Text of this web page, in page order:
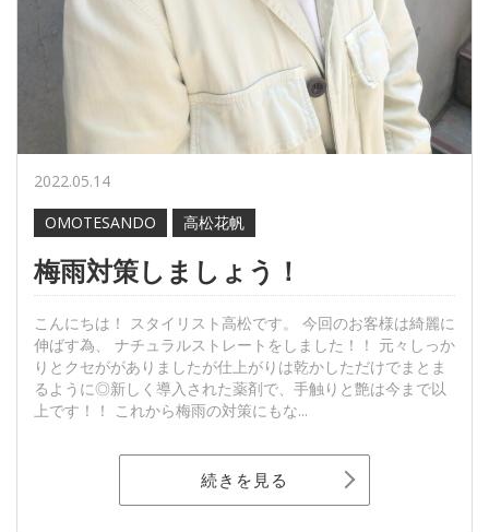
2022.05.14
OMOTESANDO
高松花帆
梅雨対策しましょう！
こんにちは！ スタイリスト高松です。 今回のお客様は綺麗に
伸ばす為、 ナチュラルストレートをしました！！ 元々しっか
りとクセががありましたが仕上がりは乾かしただけでまとま
るように◎新しく導入された薬剤で、手触りと艶は今まで以
上です！！ これから梅雨の対策にもな...
続きを見る